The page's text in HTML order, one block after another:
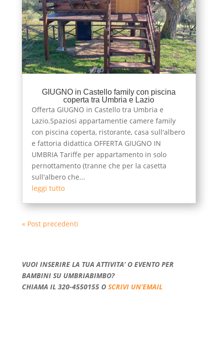
GIUGNO in Castello family con piscina
coperta tra Umbria e Lazio
Offerta GIUGNO in Castello tra Umbria e
Lazio.Spaziosi appartamentie camere family
con piscina coperta, ristorante, casa sull'albero
e fattoria didattica OFFERTA GIUGNO IN
UMBRIA Tariffe per appartamento in solo
pernottamento (tranne che per la casetta
sull'albero che...
leggi tutto
« Post precedenti
VUOI INSERIRE LA TUA ATTIVITA’ O EVENTO PER
BAMBINI SU UMBRIABIMBO?
CHIAMA IL 320-4550155 O SCRIVI UN’EMAIL